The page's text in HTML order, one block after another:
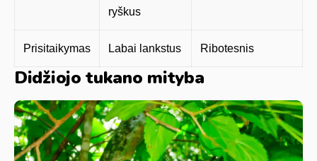
ryškus
Prisitaikymas Labai lankstus Ribotesnis
Didžiojo tukano mityba